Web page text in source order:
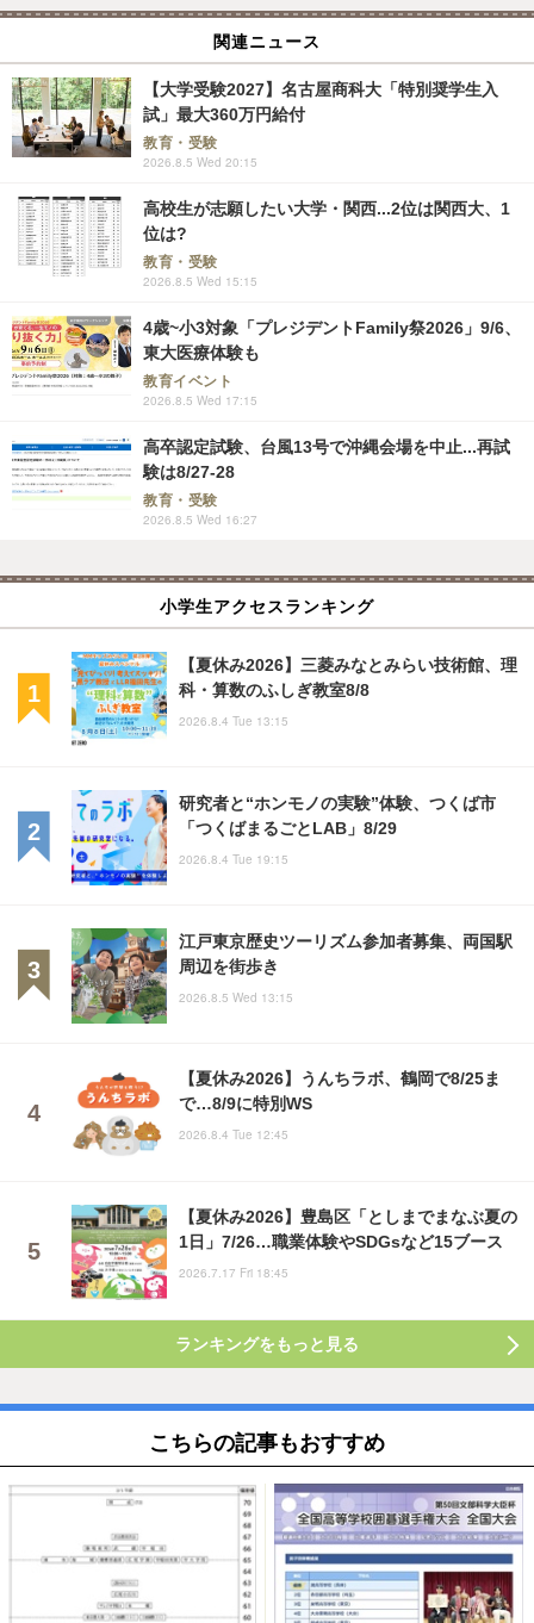
関連ニュース
【大学受験2027】名古屋商科大「特別奨学生入
試」最大360万円給付
教育・受験
2026.8.5 Wed 20:15
高校生が志願したい大学・関西...2位は関西大、1
位は?
教育・受験
2026.8.5 Wed 15:15
4歳~小3対象「プレジデントFamily祭2026」9/6、
東大医療体験も
教育イベント
2026.8.5 Wed 17:15
高卒認定試験、台風13号で沖縄会場を中止...再試
験は8/27-28
教育・受験
2026.8.5 Wed 16:27
小学生アクセスランキング
【夏休み2026】三菱みなとみらい技術館、理
科・算数のふしぎ教室8/8
2026.8.4 Tue 13:15
研究者と“ホンモノの実験”体験、つくば市
「つくばまるごとLAB」8/29
2026.8.4 Tue 19:15
江戸東京歴史ツーリズム参加者募集、両国駅
周辺を街歩き
2026.8.5 Wed 13:15
【夏休み2026】うんちラボ、鶴岡で8/25ま
で…8/9に特別WS
2026.8.4 Tue 12:45
【夏休み2026】豊島区「としまでまなぶ夏の
1日」7/26…職業体験やSDGsなど15ブース
2026.7.17 Fri 18:45
ランキングをもっと見る
こちらの記事もおすすめ